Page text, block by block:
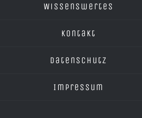
Wissenswertes
Kontakt
Datenschutz
Impressum